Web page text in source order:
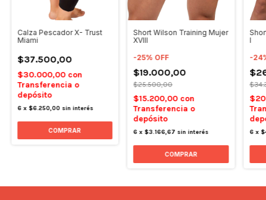
Calza Pescador X- Trust
Miami
$37.500,00
$30.000,00 con
Transferencia o
depósito
6 x $6.250,00 sin interés
COMPRAR
Short Wilson Training Mujer
XVIII
-25% OFF
$19.000,00
$25.500,00
$15.200,00 con
Transferencia o
depósito
6 x$3.166,67 sin interés
COMPRAR
I
-24
6 x